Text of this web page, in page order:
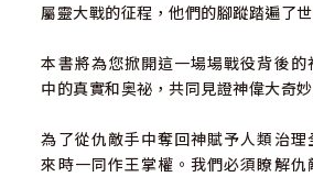
屬靈大戰的征程，他們的腳蹤踏遍了世
本書將為您掀開這一場場戰役背後
中的真實和奥祕，共同見證神偉大奇妙
為了從仇敵手中奪回神賦予人類治
來時一同作王掌權。我們必須瞭解